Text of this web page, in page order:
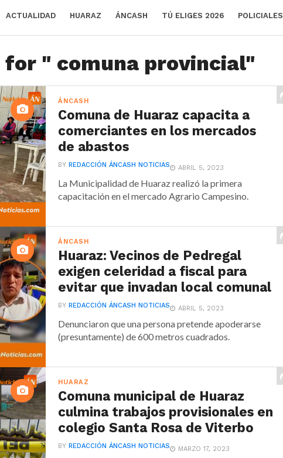
ACTUALIDAD HUARAZ ÁNCASH TÚ ELIGES 2026 POLICIALES
" comuna provincial"
ÁNCASH
Comuna de Huaraz capacita a
comerciantes en los mercados
de abastos
BYREDACCIÓN ÁNCASH NOTICIAS ABRIL 5, 2023
La Municipalidad de Huaraz realizó la primera
capacitación en el mercado Agrario Campesino.
ÁNCASH
Huaraz: Vecinos de Pedregal
exigen celeridad a fiscal para
evitar que invadan local comunal
BYREDACCIÓN ÁNCASH NOTICIAS ABRIL 5, 2023
Denunciaron que una persona pretende apoderarse
(presuntamente) de 600 metros cuadrados.
HUARAZ
Comuna municipal de Huaraz
culmina trabajos provisionales en
colegio Santa Rosa de Viterbo
BYREDACCIÓN ÁNCASH NOTICIAS MARZO 17, 2023